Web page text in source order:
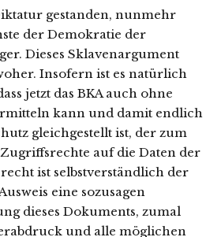
gestanden, nunmehr
der Demokratie der
Dieses Sklavenargument
Insofern ist es natürlich
jetzt das BKA auch ohne
kann und damit endlich
gleichgestellt ist, der zum
auf die Daten der
ist selbstverständlich der
eine sozusagen
dieses Dokuments, zumal
und alle möglichen